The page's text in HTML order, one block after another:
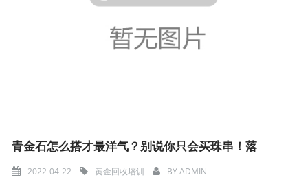
青金石怎么搭才最洋气？别说你只会买珠串！落
2022-04-22 黄金回收培训 BYADMIN